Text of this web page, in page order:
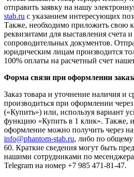
отправить заявку на нашу
stab.ru с указанием интересующих
Также, необходимо приложить свою
реквизитами для выставления счета
сопроводительных документов.
юридическим лицам производится
100% оплаты на расчетный счет
Форма связи при оформлении
Заказ товара и уточнение наличия и
производиться при оформлении
(«Купить») или, используя вариант
функцию «Купить в 1 клик». Также,
оформление можно получить через
info@phantom-stab.ru, либо по
60. Краткие сведения могут быть
нашими сотрудниками по
Telegram на номер +7 985 471-81-47.